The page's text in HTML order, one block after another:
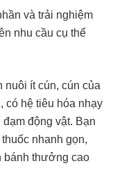
và trải nghiệm
nhu cầu cụ thể
nuôi ít cún, cún của
có hệ tiêu hóa nhạy
động vật. Bạn
nhanh gọn,
bánh thưởng cao